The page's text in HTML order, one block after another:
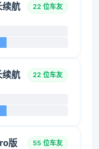
航
22 位车友
航
22 位车友
版
55 位车友